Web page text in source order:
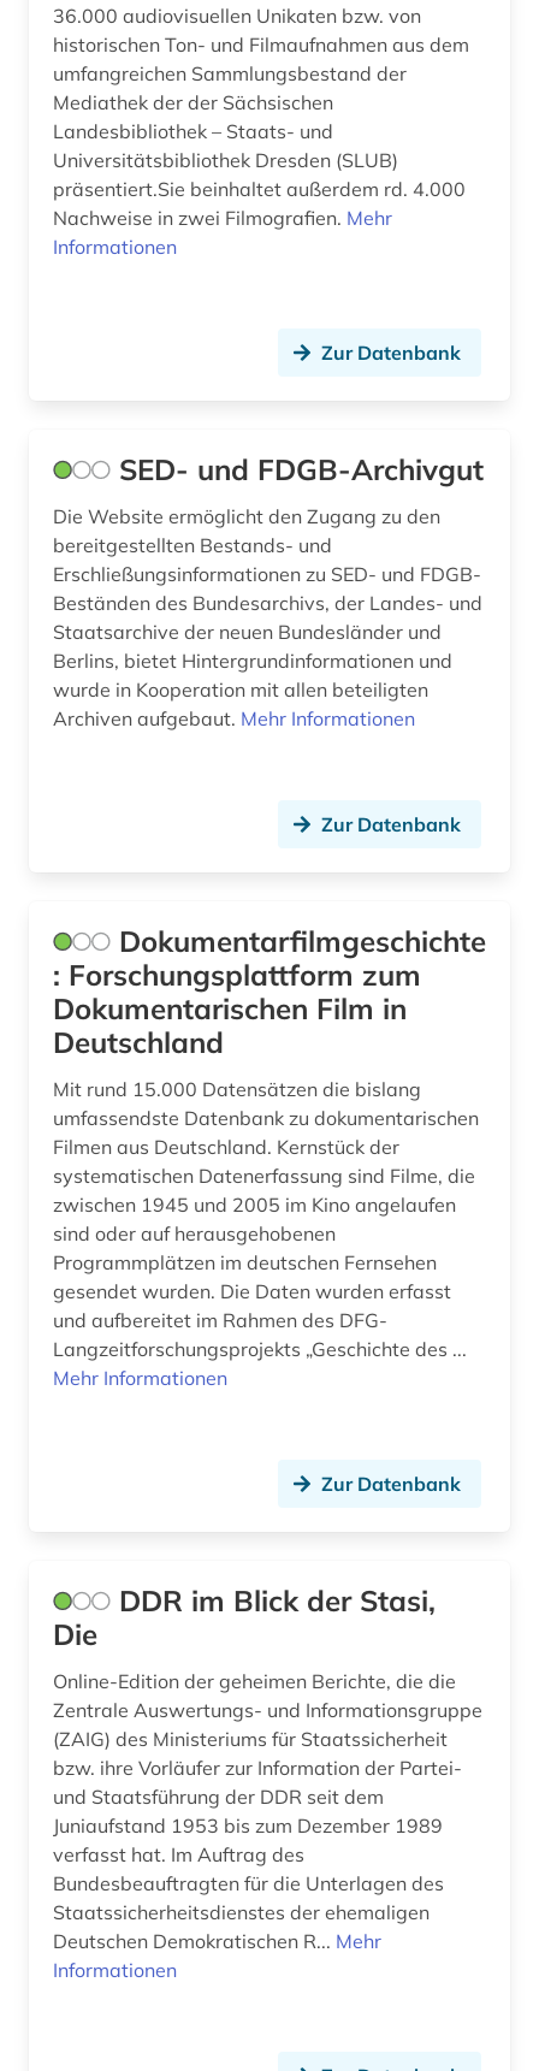
36.000 audiovisuellen Unikaten bzw. von
historischen Ton- und Filmaufnahmen aus dem
umfangreichen Sammlungsbestand der
Mediathek der der Sächsischen
Landesbibliothek – Staats- und
Universitätsbibliothek Dresden (SLUB)
präsentiert.Sie beinhaltet außerdem rd. 4.000
Nachweise in zwei Filmografien. Mehr
Informationen
Zur Datenbank
SED- und FDGB-Archivgut
Die Website ermöglicht den Zugang zu den
bereitgestellten Bestands- und
Erschließungsinformationen zu SED- und FDGB-
Beständen des Bundesarchivs, der Landes- und
Staatsarchive der neuen Bundesländer und
Berlins, bietet Hintergrundinformationen und
wurde in Kooperation mit allen beteiligten
Archiven aufgebaut. Mehr Informationen
Zur Datenbank
Dokumentarfilmgeschichte
: Forschungsplattform zum
Dokumentarischen Film in
Deutschland
Mit rund 15.000 Datensätzen die bislang
umfassendste Datenbank zu dokumentarischen
Filmen aus Deutschland. Kernstück der
systematischen Datenerfassung sind Filme, die
zwischen 1945 und 2005 im Kino angelaufen
sind oder auf herausgehobenen
Programmplätzen im deutschen Fernsehen
gesendet wurden. Die Daten wurden erfasst
und aufbereitet im Rahmen des DFG-
Langzeitforschungsprojekts „Geschichte des ...
Mehr Informationen
Zur Datenbank
DDR im Blick der Stasi,
Die
Online-Edition der geheimen Berichte, die die
Zentrale Auswertungs- und Informationsgruppe
(ZAIG) des Ministeriums für Staatssicherheit
bzw. ihre Vorläufer zur Information der Partei-
und Staatsführung der DDR seit dem
Juniaufstand 1953 bis zum Dezember 1989
verfasst hat. Im Auftrag des
Bundesbeauftragten für die Unterlagen des
Staatssicherheitsdienstes der ehemaligen
Deutschen Demokratischen R... Mehr
Informationen